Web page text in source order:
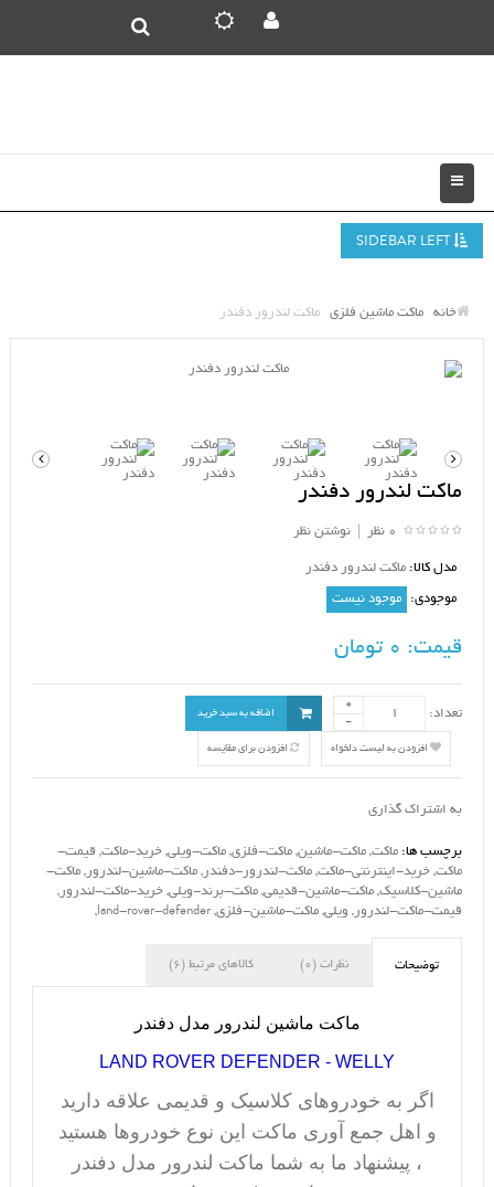
خانه ماکت ماشین فلزی ماکت لندرور دفندر
ماکت لندرور دفندر
0 نظر نوشتن نظر
مدل کالا: ماکت لندرور دفندر
موجودی: موجود نیست
قیمت:
تعداد: اضافه به سبد خرید
افزودن به لیست دلخواه افزودن برای مقایسه
به اشتراک گذاری
برچسب ها: ماکت, ماکت-ماشین, ماکت-فلزی, ماکت-ویلی, خرید-ماکت, قیمت-
ماکت, خرید-اینترنتی-ماکت, ماکت-لندرور-دفندر , ماکت-ماشین-لندرور , ماکت-
ماشین-کلاسیک, ماکت-ماشین-قدیمی, ماکت-برند-ویلی, خرید-ماکت-لندرور ,
قیمت-ماکت-لندرور , ویلی, ماکت-ماشین-فلزی,
land-rover-defender
,
توضیحات نظرات (0) کالاهای مرتبط (6)
ماکت ماشین لندرور مدل دفندر
LAND ROVER DEFENDER - WELLY
اگر به خودروهای کلاسیک و قدیمی علاقه دارید
و اهل جمع آوری ماکت این نوع خودروها هستید
، پیشنهاد ما به شما ماکت لندرور مدل دفندر